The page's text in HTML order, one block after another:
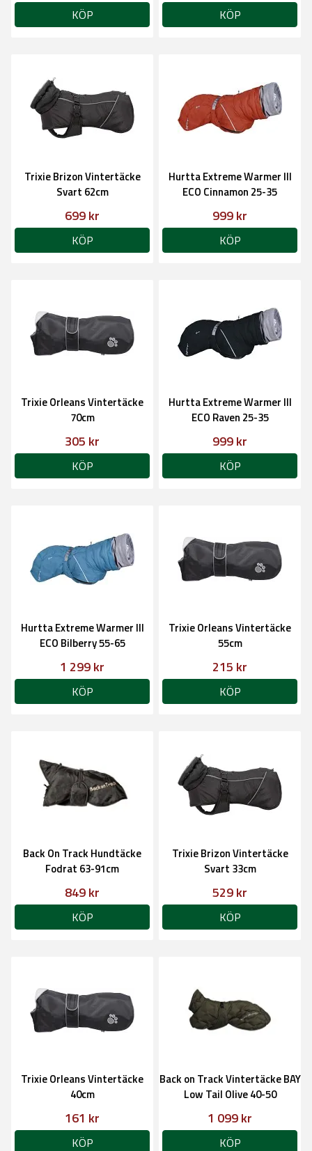
KÖP KÖP
Trixie Brizon Vintertäcke
Svart 62cm
699 kr
KÖP
Hurtta Extreme Warmer III
ECO Cinnamon 25-35
999 kr
KÖP
Trixie Orleans Vintertäcke
70cm
305 kr
KÖP
Hurtta Extreme Warmer III
ECO Raven 25-35
999 kr
KÖP
Hurtta Extreme Warmer III
ECO Bilberry 55-65
1 299 kr
KÖP
Trixie Orleans Vintertäcke
55cm
215 kr
KÖP
Back On Track Hundtäcke
Fodrat 63-91cm
849 kr
KÖP
Trixie Brizon Vintertäcke
Svart 33cm
529 kr
KÖP
Trixie Orleans Vintertäcke
40cm
161 kr
KÖP
Back on Track Vintertäcke BAY
Low Tail Olive 40-50
1 099 kr
KÖP